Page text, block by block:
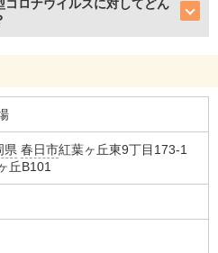
コロナウイルスに対してどん
県 春日市紅葉ヶ丘東9丁目173-1
丘B101